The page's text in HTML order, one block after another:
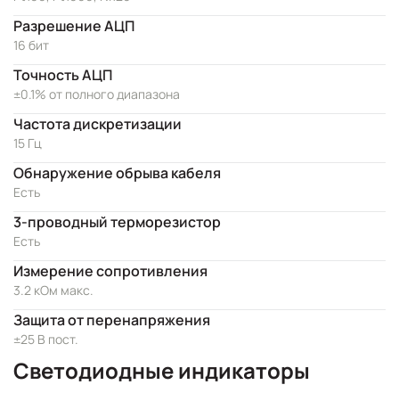
Разрешение АЦП
16 бит
Точность АЦП
±0.1% от полного диапазона
Частота дискретизации
15 Гц
Обнаружение обрыва кабеля
Есть
3-проводный терморезистор
Есть
Измерение сопротивления
3.2 кОм макс.
Защита от перенапряжения
±25 В пост.
Светодиодные индикаторы